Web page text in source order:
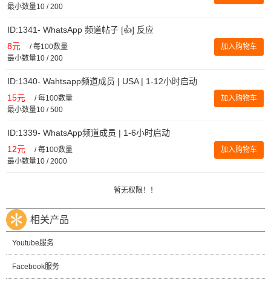
最小数量10 / 200
ID:1341- WhatsApp 频道帖子 [👍] 反应
8元 /每100数量
最小数量10 / 200
加入购物车
ID:1340- Wahtsapp频道成员 | USA | 1-12小时启动
15元 /每100数量
最小数量10 / 500
加入购物车
ID:1339- WhatsApp频道成员 | 1-6小时启动
12元 /每100数量
最小数量10 / 2000
加入购物车
暂无权限！！
相关产品
Youtube服务
Facebook服务